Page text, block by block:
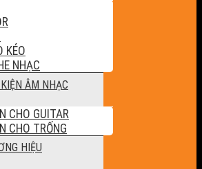
KÉO
NHẠC
ÂM NHẠC
CHO GUITAR
CHO TRỐNG
HIỆU